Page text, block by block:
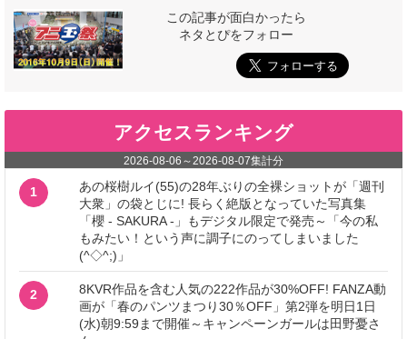
この記事が面白かったら
ネタとぴをフォロー
アクセスランキング
2026-08-06 ～2026-08-07集計分
1
あの桜樹ルイ(55)の28年ぶりの全裸ショットが「週刊
大衆」の袋とじに! 長らく絶版となっていた写真集
「櫻 - SAKURA -」もデジタル限定で発売～「今の私
もみたい！という声に調子にのってしまいました
(^◇^;)」
2
8KVR作品を含む人気の222作品が30%OFF! FANZA動
画が「春のパンツまつり30％OFF」第2弾を明日1日
(水)朝9:59まで開催～キャンペーンガールは田野憂さ